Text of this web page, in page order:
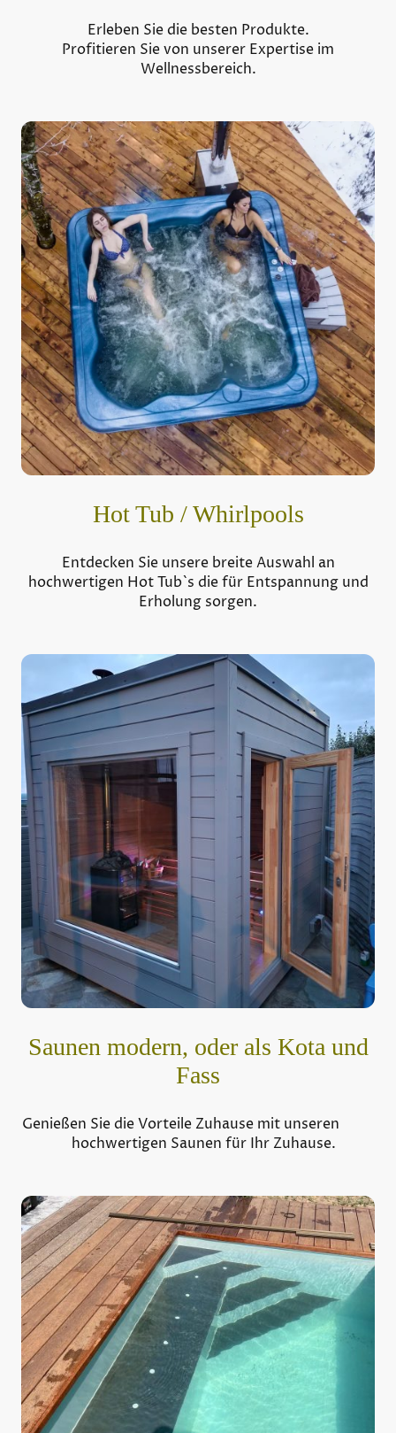
Erleben Sie die besten Produkte.
Profitieren Sie von unserer Expertise im
Wellnessbereich.
Hot Tub / Whirlpools
Entdecken Sie unsere breite Auswahl an
hochwertigen Hot Tub`s die für Entspannung und
Erholung sorgen.
Saunen modern, oder als Kota und
Fass
Genießen Sie die Vorteile Zuhause mit unseren
hochwertigen Saunen für Ihr Zuhause.